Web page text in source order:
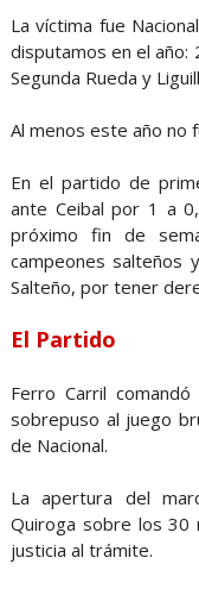
La víctima fue
disputamos en el año:
Segunda Rueda y
Al menos este año no
En el partido de
ante Ceibal por 1 a
próximo fin de
campeones salteños
Salteño, por tener
El Partido
Ferro Carril
sobrepuso al juego
de Nacional.
La apertura del
Quiroga sobre los 30
justicia al trámite.